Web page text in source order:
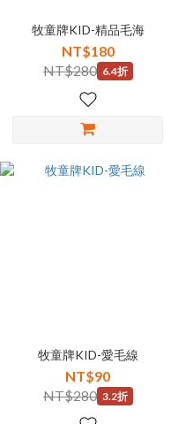
牧童牌KID-精品毛海
NT$180
NT$280 6.4折
牧童牌KID-愛毛線
NT$90
NT$280 3.2折